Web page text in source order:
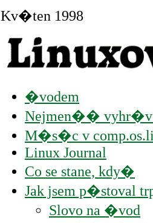
Kv�ten 1998
�vodem
Nejmen��
M�s�c v
Linux Journal
Co se stane, kdy�
Jak jsem p�stoval
Slovo na �vod